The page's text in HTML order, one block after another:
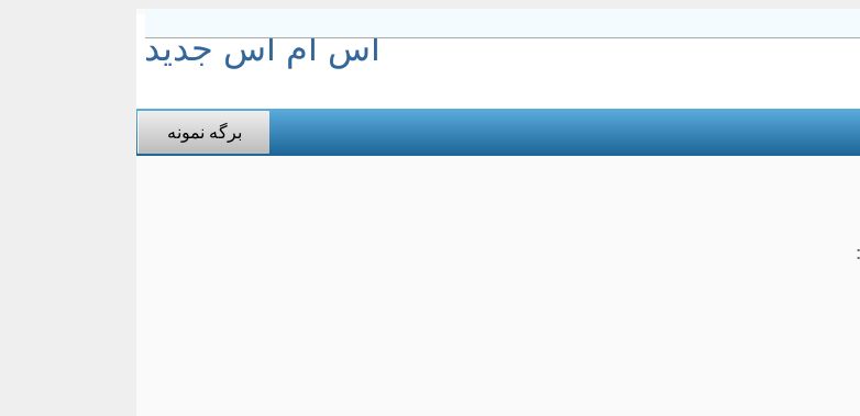
اس ام اس جدید
برگه نمونه